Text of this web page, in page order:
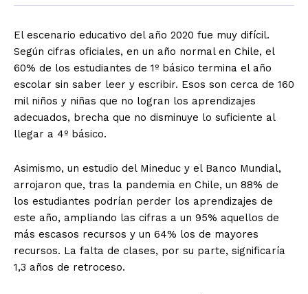
El escenario educativo del año 2020 fue muy difícil.
Según cifras oficiales, en un año normal en Chile, el
60% de los estudiantes de 1º básico termina el año
escolar sin saber leer y escribir. Esos son cerca de 160
mil niños y niñas que no logran los aprendizajes
adecuados, brecha que no disminuye lo suficiente al
llegar a 4º básico.
Asimismo, un estudio del Mineduc y el Banco Mundial,
arrojaron que, tras la pandemia en Chile, un 88% de
los estudiantes podrían perder los aprendizajes de
este año, ampliando las cifras a un 95% aquellos de
más escasos recursos y un 64% los de mayores
recursos. La falta de clases, por su parte, significaría
1,3 años de retroceso.